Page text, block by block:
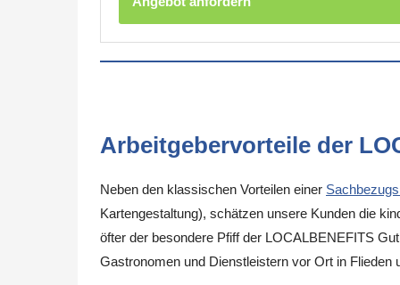
Arbeitgebervorteile der
Neben den klassischen Vorteilen einer
Kartengestaltung), schätzen unsere Kunden die
öfter der besondere Pfiff der LOCALBENEFITS
Gastronomen und Dienstleistern vor Ort in